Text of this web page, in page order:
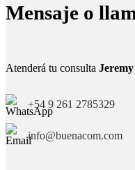
Mensaje o
Atenderá tu consulta
+54 9 261 2785329
info@buenacom.com